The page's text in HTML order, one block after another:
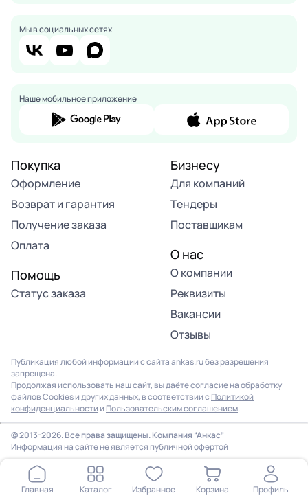
Мы в социальных сетях
Наше мобильное приложение
Покупка
Оформление
Возврат и гарантия
Получение заказа
Оплата
Помощь
Статус заказа
Бизнесу
Для компаний
Тендеры
Поставщикам
О нас
О компании
Реквизиты
Вакансии
Отзывы
Публикация любой информации с сайта ankas.ru без разрешения
запрещена.
Продолжая использовать наш сайт, вы даёте согласие на обработку
файлов Cookies и других данных, в соответствии с Политикой
конфиденциальности и Пользовательским соглашением.
© 2013-2026. Все права защищены. Компания “Анкас”
Информация на сайте не является публичной офертой
Главная Каталог Избранное Корзина Профиль
Продолжая использовать наш сайт, вы соглашаетесь на
использование файлов cookie. Подробнее вПолитике
конфиденциальности.
ОК